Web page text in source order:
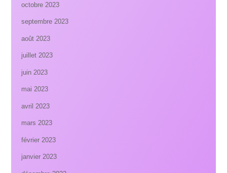
octobre 2023
septembre 2023
août 2023
juillet 2023
juin 2023
mai 2023
avril 2023
mars 2023
février 2023
janvier 2023